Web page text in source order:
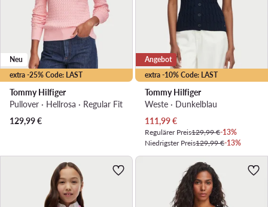
extra -25% Code: LAST
Neu
Tommy Hilfiger
Pullover · Hellrosa · Regular Fit
129,99€
extra -10% Code: LAST
Angebot
Tommy Hilfiger
Weste · Dunkelblau
Aktueller Preis
111,99€
Regulärer Preis129,99 €-13%
Niedrigster Preis129,99 €-13%